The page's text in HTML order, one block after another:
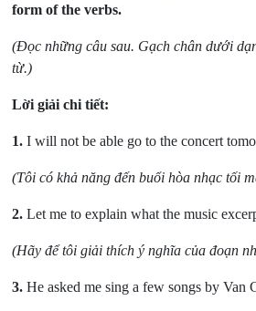
form of the verbs.
(Đọc những câu sau. Gạch chân dưới
từ.)
Lời giải chi tiết:
1. I will not be able go to the concert
(Tôi có khả năng đến buổi hòa nhạc tối
2. Let me to explain what the music
(Hãy để tôi giải thích ý nghĩa của đoạn
3. He asked me sing a few songs by Van